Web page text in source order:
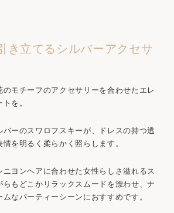
き立てるシルバーアクセサ
のモチーフのアクセサリーを合わせたエレ
を。
ーのスワロフスキーが、ドレスの持つ透
を明るく柔らかく照らします。
ヨンヘアに合わせた女性らしさ溢れるス
らもどこかリラックスムードを漂わせ、ナ
なパーティーシーンにおすすめです。